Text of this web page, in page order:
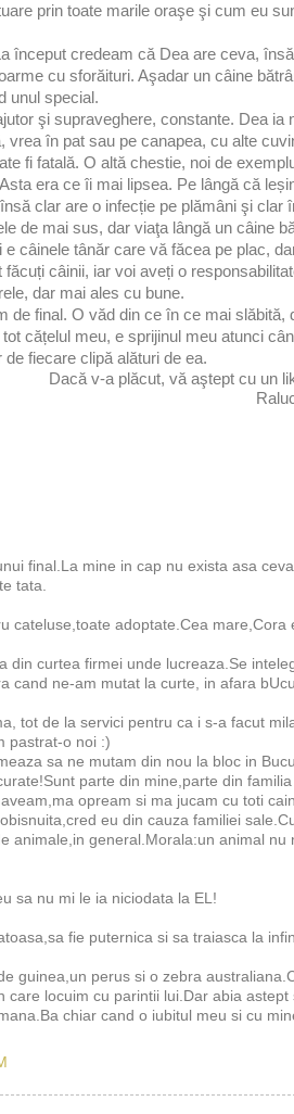
prin toate marile oraşe şi cum eu
început credeam că Dea are ceva,
cu sforăituri. Aşadar un câine
unul special.
şi supraveghere, constante. Dea
vrea în pat sau pe canapea, cu alte
fi fatală. O altă chestie, noi de
era ce îi mai lipsea. Pe lângă că
clar are o infecție pe plămâni şi
de mai sus, dar viaţa lângă un câine
câinele tânăr care vă făcea pe plac,
câinii, iar voi aveți o
dar mai ales cu bune.
de final. O văd din ce în ce mai
cățelul meu, e sprijinul meu atunci
fiecare clipă alături de ea.
Dacă v-a plăcut, vă aştept cu un
final.La mine in cap nu exista asa
tata.
cateluse,toate adoptate.Cea
din curtea firmei unde lucreaza.Se
cand ne-am mutat la curte, in afara
tot de la servici pentru ca i s-a facut
pastrat-o noi :)
sa ne mutam din nou la bloc in
parte din mine,parte din
opream si ma jucam cu toti
eu din cauza familiei
animale,in general.Morala:un animal
sa nu mi le ia niciodata la EL!
fie puternica si sa traiasca la
guinea,un perus si o zebra
care locuim cu parintii lui.Dar abia
chiar cand o iubitul meu si cu